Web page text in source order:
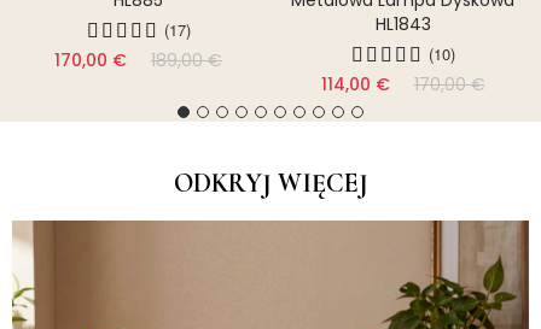
(17)
170,00 € 189,00 €
HL1843
(10)
114,00 € 170,00 €
ODKRYJ WIĘCEJ